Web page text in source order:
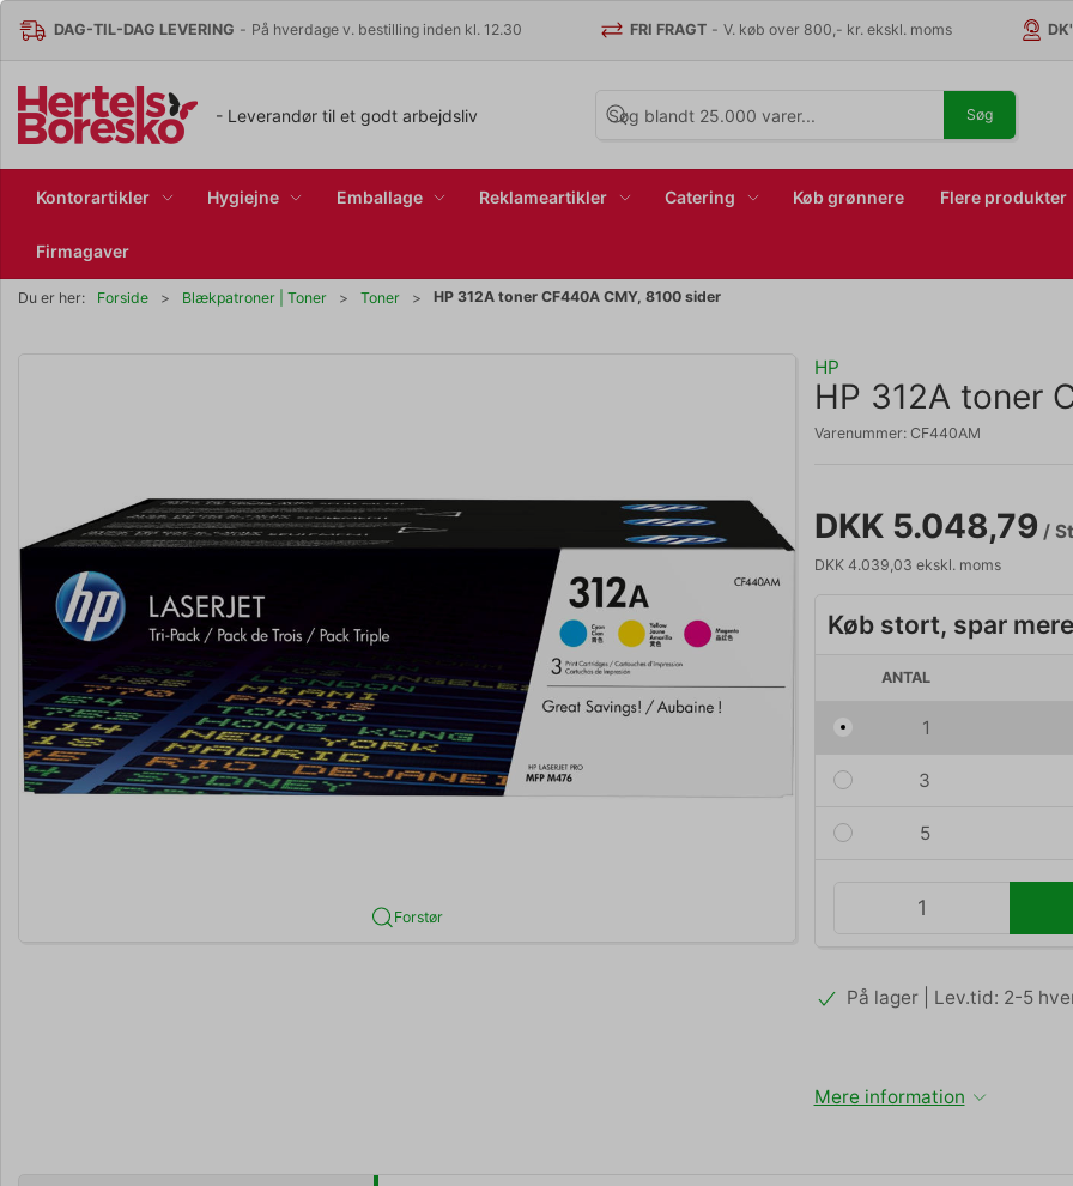
DAG-TIL-DAG LEVERING - På hverdage v. bestilling inden kl. 12.30 FRI FRAGT -V. køb over 800,- kr. ekskl. moms
- Leverandør til et godt arbejdsliv Søg
Kontorartikler Hygiejne Emballage Reklameartikler Catering Køb grønnere Flere produkter
Firmagaver
Du er her: Forside Blækpatroner | Toner Toner HP 312A toner CF440A CMY, 8100 sider
Forstør
HP
HP 312A toner
Varenummer: CF440AM
DKK 5.048,79 /
DKK 4.039,03 ekskl. moms
Køb stort, spar mere
ANTAL
1
3
5
På lager | Lev.tid: 2-5
Mere information